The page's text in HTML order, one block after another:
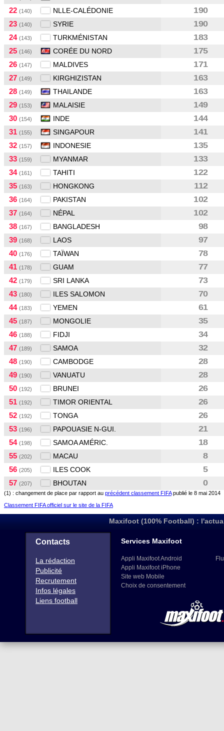
22 (140) NLLE-CALÉDONIE
190
23 (140) SYRIE
190
24 (143) TURKMÉNISTAN
183
25 (146) CORÉE DU NORD
175
26 (147) MALDIVES
171
27 (149) KIRGHIZISTAN
163
28 (149) THAILANDE
163
29 (153) MALAISIE
149
30 (154) INDE
144
31 (155) SINGAPOUR
141
32 (157) INDONESIE
135
33 (159) MYANMAR
133
34 (161) TAHITI
122
35 (163) HONGKONG
112
36 (164) PAKISTAN
102
37 (164) NÉPAL
102
38 (167) BANGLADESH
98
39 (168) LAOS
97
40 (176) TAÏWAN
78
41 (178) GUAM
77
42 (179) SRI LANKA
73
43 (180) ILES SALOMON
70
44 (183) YEMEN
61
45 (187) MONGOLIE
35
46 (188) FIDJI
34
47 (189) SAMOA
32
48 (190) CAMBODGE
28
49 (190) VANUATU
28
50 (192) BRUNEI
26
51 (192) TIMOR ORIENTAL
26
52 (192) TONGA
26
53 (196) PAPOUASIE N-GUI.
21
54 (198) SAMOA AMÉRIC.
18
55 (202) MACAU
8
56 (205) ILES COOK
5
57 (207) BHOUTAN 0
(1) : changement de place par rapport au précédent classement FIFApublié le 8 mai 2014
Classement FIFA officiel sur le site de la FIFA
Maxifoot (100% Football) :
Contacts
La rédaction
Publicité
Recrutement
Infos légales
Liens football
Services Maxifoot
Appli Maxifoot Android
Appli Maxifoot iPhone
Site web Mobile
Choix de consentement